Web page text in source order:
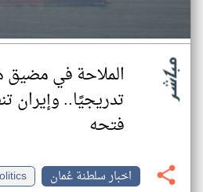
الملاحة في مضيق
تدريجيًا.. وإيران
فتحه
اخبار سلطنة عُمان